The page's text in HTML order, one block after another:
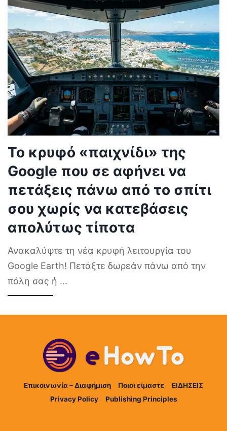
Το κρυφό «παιχνίδι» της
Google που σε αφήνει να
πετάξεις πάνω από το σπίτι
σου χωρίς να κατεβάσεις
απολύτως τίποτα
Ανακαλύψτε τη νέα κρυφή λειτουργία του
Google Earth! Πετάξτε δωρεάν πάνω από την
πόλη σας ή ...
Επικοινωνία – Διαφήμιση Ποιοι είμαστε
ΕΙΔΗΣΕΙΣ
Privacy Policy
Publishing Principles